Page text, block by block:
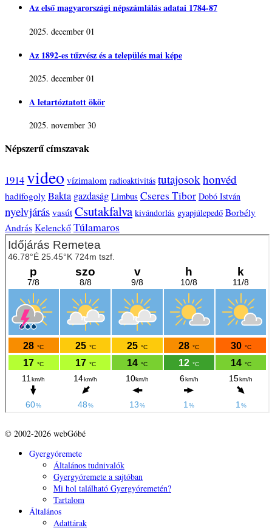
Az első magyarországi népszámlálás adatai 1784-87
2025. december 01
Az 1892-es tűzvész és a település mai képe
2025. december 01
A letartóztatott ökör
2025. november 30
Népszerű címszavak
1914video vízimalom radioaktivitás tutajosokhonvéd
hadifogoly Bakta gazdaság Limbus Cseres Tibor Dobó István
nyelvjárásvasútCsutakfalva kivándorlás gyapjúlepedő Borbély
András Kelenckő Túlamaros
© 2002-2026 webGóbé
Gyergyóremete
Általános tudnivalók
Gyergyóremete a sajtóban
Mi hol található Gyergyóremetén?
Tartalom
Általános
Adattárak